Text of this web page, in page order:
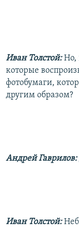
Иван Толстой:Но,
которые
фотобумаги,
другим образом?
Андрей Гаврилов:
Иван Толстой: